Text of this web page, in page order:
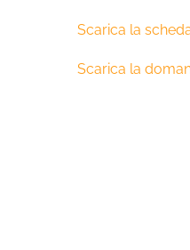
Scarica la
Scarica la